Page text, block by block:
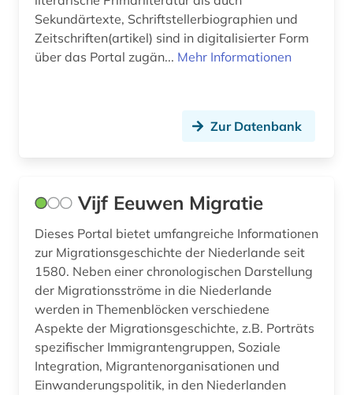
Sekundärtexte, Schriftstellerbiographien und
Zeitschriften(artikel) sind in digitalisierter Form
über das Portal zugän... Mehr Informationen
Zur Datenbank
Vijf Eeuwen Migratie
Dieses Portal bietet umfangreiche Informationen
zur Migrationsgeschichte der Niederlande seit
1580. Neben einer chronologischen Darstellung
der Migrationsströme in die Niederlande
werden in Themenblöcken verschiedene
Aspekte der Migrationsgeschichte, z.B. Porträts
spezifischer Immigrantengruppen, Soziale
Integration, Migrantenorganisationen und
Einwanderungspolitik, in den Niederlanden